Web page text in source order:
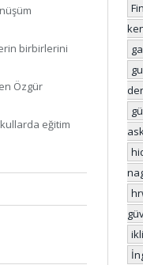
birbirlerini
Özgür
eğitim